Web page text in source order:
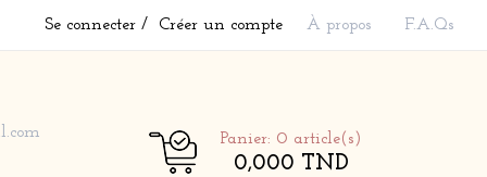
Se connecter Créer un compte À propos F.A.Qs
Panier: 0 article(s)
0,000 TND